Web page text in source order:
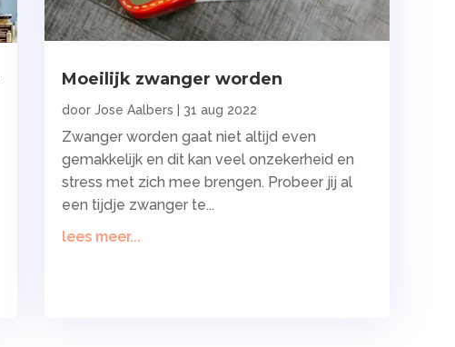
Moeilijk zwanger worden
door Jose Aalbers 31 aug 2022
Zwanger worden gaat niet altijd even
gemakkelijk en dit kan veel onzekerheid en
stress met zich mee brengen. Probeer jij al
een tijdje zwanger te...
lees meer...